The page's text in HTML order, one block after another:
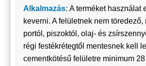
Alkalmazás: A terméket használat
keverni. A felületnek nem töredező,
portól, piszoktól, olaj- és
régi festékrétegtől mentesnek kell
cementkötésű felületre minimum